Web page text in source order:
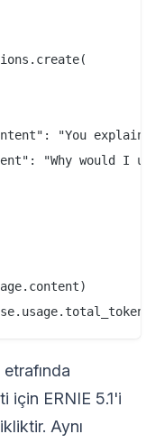
"You explain
"Why would I
için ERNIE 5.1'i
Aynı